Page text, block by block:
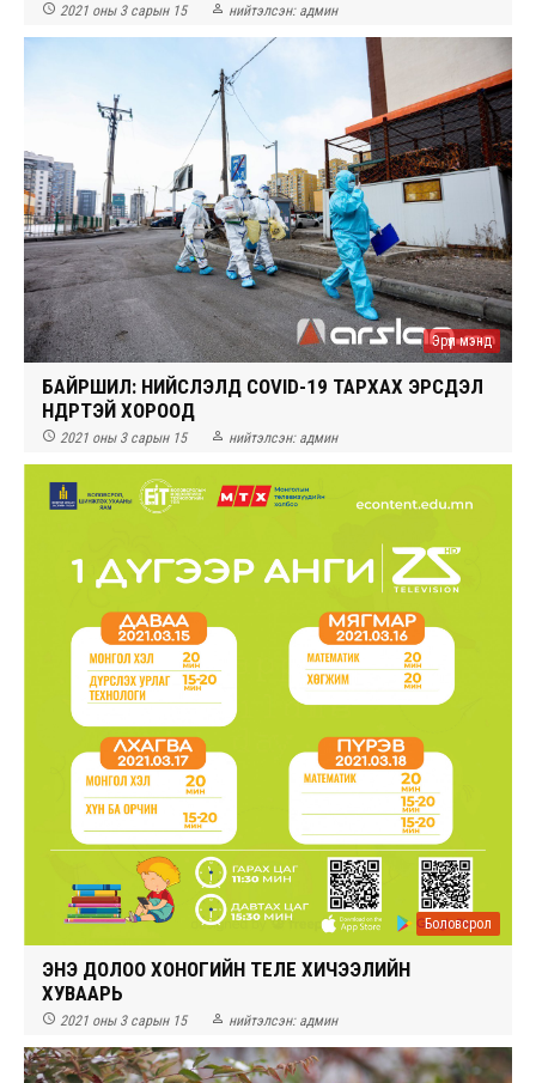
 2021 оны 3 сарын 15  нийтэлсэн: админ
Эрүүл мэнд
БАЙРШИЛ: НИЙСЛЭЛД COVID-19 ТАРХАХ ЭРСДЭЛ
ӨНДӨРТЭЙ ХОРООД
 2021 оны 3 сарын 15  нийтэлсэн: админ
Боловсрол
ЭНЭ ДОЛОО ХОНОГИЙН ТЕЛЕ ХИЧЭЭЛИЙН
ХУВААРЬ
 2021 оны 3 сарын 15  нийтэлсэн: админ